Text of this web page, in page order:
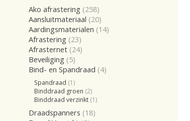
Ako afrastering (258)
Aansluitmateriaal (20)
Aardingsmaterialen (14)
Afrastering (23)
Afrasternet (24)
Beveiliging (5)
Bind- en Spandraad (4)
Spandraad (1)
Binddraad groen (2)
Binddraad verzinkt (1)
Draadspanners (18)